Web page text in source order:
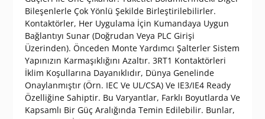
Bileşenlerle Çok Yönlü Şekilde Birleştirilebilirler.
Kontaktörler, Her Uygulama İçin Kumandaya Uygun
Bağlantıyı Sunar (Doğrudan Veya PLC Girişi
Üzerinden). Önceden Monte Yardımcı Şalterler Sistem
Yapınızın Karmaşıklığını Azaltır. 3RT1 Kontaktörleri
İklim Koşullarına Dayanıklıdır, Dünya Genelinde
Onaylanmıştır (Örn. IEC Ve UL/CSA) Ve IE3/IE4 Ready
Özelliğine Sahiptir. Bu Varyantlar, Farklı Boyutlarda Ve
Kapsamlı Bir Güç Aralığında Temin Edilebilir. Bunlar,